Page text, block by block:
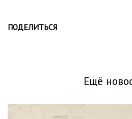
ПОДЕЛИТЬСЯ
Ещё